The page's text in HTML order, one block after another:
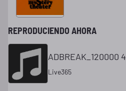
REPRODUCIENDO AHORA
ADBREAK_120000 4
Live365